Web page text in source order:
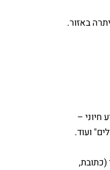
באזור.
חיוני –
ועוד.
(כתובת,